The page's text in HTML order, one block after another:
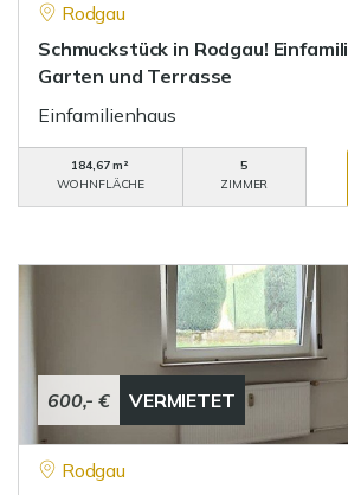
Rodgau
Schmuckstück in Rodgau!
Garten und Terrasse
Einfamilienhaus
184,67 m²
WOHNFLÄCHE
5
ZIMMER
600,- € VERMIETET
Rodgau